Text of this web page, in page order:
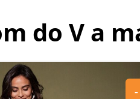
do V a